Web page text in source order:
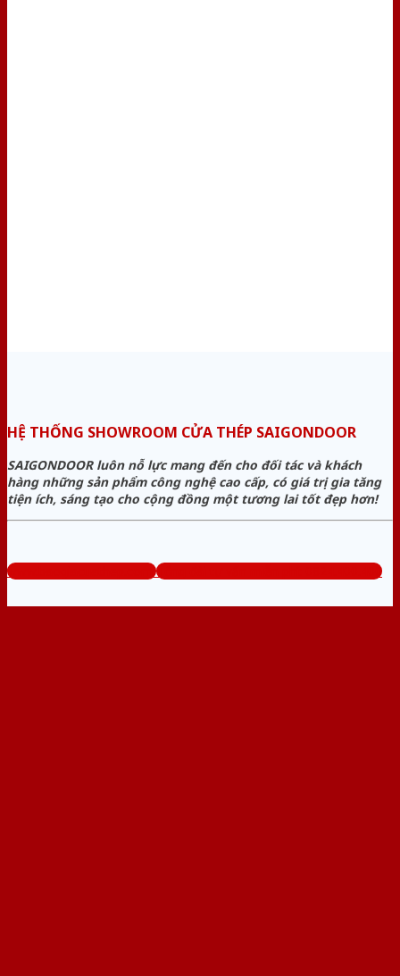
HỆ THỐNG SHOWROOM CỬA THÉP SAIGONDOOR
SAIGONDOOR luôn nỗ lực mang đến cho đối tác và khách
hàng những sản phẩm công nghệ cao cấp, có giá trị gia tăng
tiện ích, sáng tạo cho cộng đồng một tương lai tốt đẹp hơn!
www.baogiacuathep.com Tổng đài tư vấn miễn phí: 0824.400.400